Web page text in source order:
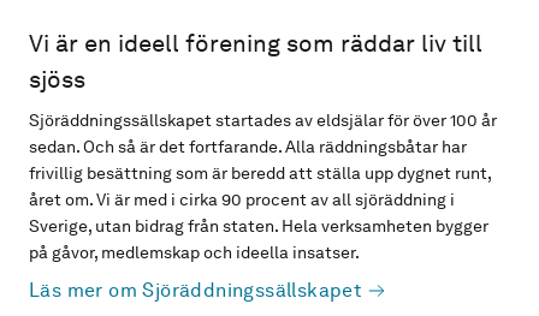
Vi är en ideell förening som räddar liv till
sjöss
Sjöräddningssällskapet startades av eldsjälar för över 100 år
sedan. Och så är det fortfarande. Alla räddningsbåtar har
frivillig besättning som är beredd att ställa upp dygnet runt,
året om. Vi är med i cirka 90 procent av all sjöräddning i
Sverige, utan bidrag från staten. Hela verksamheten bygger
på gåvor, medlemskap och ideella insatser.
Läs mer om Sjöräddningssällskapet